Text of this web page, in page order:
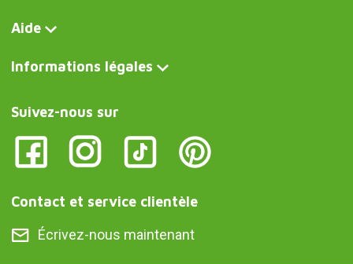
Aide
Informations légales
Suivez-nous sur
Contact et service clientèle
Écrivez-nous maintenant